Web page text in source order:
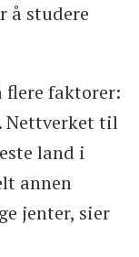
å studere
flere faktorer:
Nettverket til
land i
annen
jenter, sier